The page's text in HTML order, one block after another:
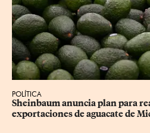
POLÍTICA
Sheinbaum anuncia plan para
exportaciones de aguacate de